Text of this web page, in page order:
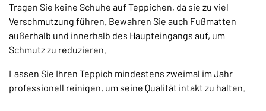
Tragen Sie keine Schuhe auf Teppichen, da sie zu viel
Verschmutzung führen. Bewahren Sie auch Fußmatten
außerhalb und innerhalb des Haupteingangs auf, um
Schmutz zu reduzieren.
Lassen Sie Ihren Teppich mindestens zweimal im Jahr
professionell reinigen, um seine Qualität intakt zu halten.